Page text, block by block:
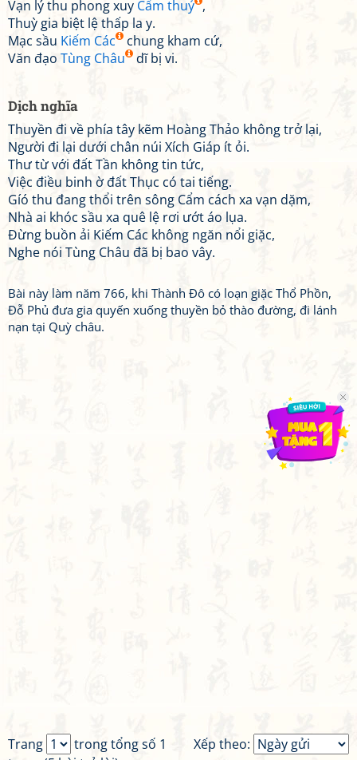
Vạn lý thu phong xuy Cẩm thuỷ ,
Thuỳ gia biệt lệ thấp la y.
Mạc sầu Kiếm Các
chung kham cứ,
Văn đạo Tùng Châu dĩ bị vi.
Dịch nghĩa
Thuyền đi về phía tây kẽm Hoàng Thảo không trở lại,
Người đi lại dưới chân núi Xích Giáp ít ỏi.
Thư từ với đất Tần không tin tức,
Việc điều binh ờ đất Thục có tai tiếng.
Gíó thu đang thổi trên sông Cẩm cách xa vạn dặm,
Nhà ai khóc sầu xa quê lệ rơi ướt áo lụa.
Đừng buồn ải Kiếm Các không ngăn nổi giặc,
Nghe nói Tùng Châu đã bị bao vây.
Bài này làm năm 766, khi Thành Đô có loạn giặc Thổ Phồn,
Đỗ Phủ đưa gia quyến xuống thuyền bỏ thào đường, đi lánh
nạn tại Quỳ châu.
Xếp theo:
Trang
trong tổng số 1